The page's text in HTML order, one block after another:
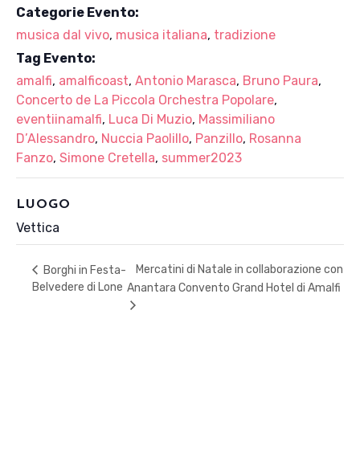
Categorie Evento:
musica dal vivo, musica italiana, tradizione
Tag Evento:
amalfi, amalficoast, Antonio Marasca, Bruno Paura,
Concerto de La Piccola Orchestra Popolare,
eventiinamalfi, Luca Di Muzio, Massimiliano
D’Alessandro, Nuccia Paolillo, Panzillo, Rosanna
Fanzo, Simone Cretella, summer2023
LUOGO
Vettica
Borghi in Festa-
Belvedere di Lone
Mercatini di Natale in collaborazione con
Anantara Convento Grand Hotel di Amalfi